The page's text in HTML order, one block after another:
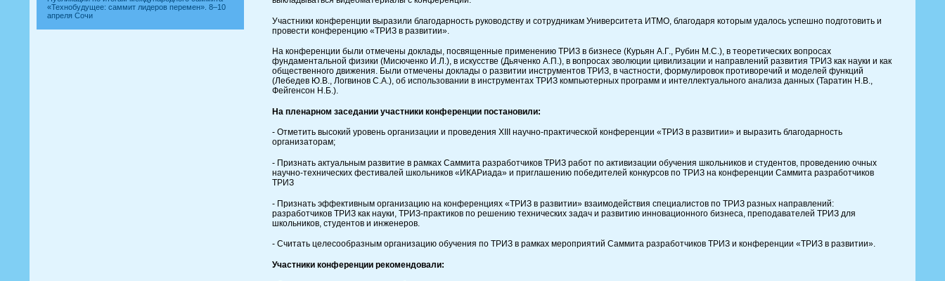
«Технобудущее: саммит лидеров перемен». 8–10
апреля Сочи
Участники конференции выразили благодарность руководству и сотрудникам Университета ИТМО, благодаря которым удалось успешно подготовить и
провести конференцию «ТРИЗ в развитии».
На конференции были отмечены доклады, посвященные применению ТРИЗ в бизнесе (Курьян А.Г., Рубин М.С.), в теоретических вопросах
фундаментальной физики (Мисюченко И.Л.), в искусстве (Дьяченко А.П.), в вопросах эволюции цивилизации и направлений развития ТРИЗ как науки и как
общественного движения. Были отмечены доклады о развитии инструментов ТРИЗ, в частности, формулировок противоречий и моделей функций
(Лебедев Ю.В., Логвинов С.А.), об использовании в инструментах ТРИЗ компьютерных программ и интеллектуального анализа данных (Таратин Н.В.,
Фейгенсон Н.Б.).
На пленарном заседании участники конференции постановили:
- Отметить высокий уровень организации и проведения XIII научно-практической конференции «ТРИЗ в развитии» и выразить благодарность
организаторам;
- Признать актуальным развитие в рамках Саммита разработчиков ТРИЗ работ по активизации обучения школьников и студентов, проведению очных
научно-технических фестивалей школьников «ИКАРиада» и приглашению победителей конкурсов по ТРИЗ на конференции Саммита разработчиков
ТРИЗ
- Признать эффективным организацию на конференциях «ТРИЗ в развитии» взаимодействия специалистов по ТРИЗ разных направлений:
разработчиков ТРИЗ как науки, ТРИЗ-практиков по решению технических задач и развитию инновационного бизнеса, преподавателей ТРИЗ для
школьников, студентов и инженеров.
- Считать целесообразным организацию обучения по ТРИЗ в рамках мероприятий Саммита разработчиков ТРИЗ и конференции «ТРИЗ в развитии».
Участники конференции рекомендовали: